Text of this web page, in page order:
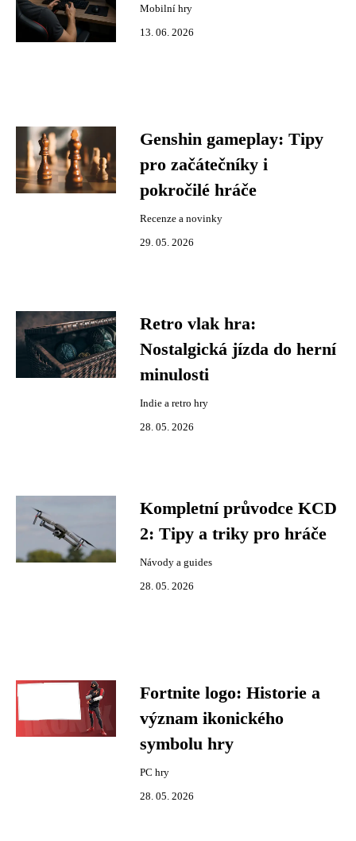
Mobilní hry
13. 06. 2026
Genshin gameplay: Tipy
pro začátečníky i
pokročilé hráče
Recenze a novinky
29. 05. 2026
Retro vlak hra:
Nostalgická jízda do herní
minulosti
Indie a retro hry
28. 05. 2026
Kompletní průvodce KCD
2: Tipy a triky pro hráče
Návody a guides
28. 05. 2026
Fortnite logo: Historie a
význam ikonického
symbolu hry
PC hry
28. 05. 2026